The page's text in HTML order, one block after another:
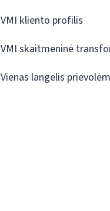
VMI kliento profilis
VMI skaitmeninė
Vienas langelis